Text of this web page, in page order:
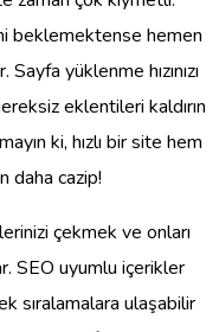
beklemektense hemen
yüklenme hızınızı
eklentileri kaldırın
ki, hızlı bir site hem
daha cazip!
çekmek ve onları
SEO uyumlu içerikler
sıralamalara ulaşabilir